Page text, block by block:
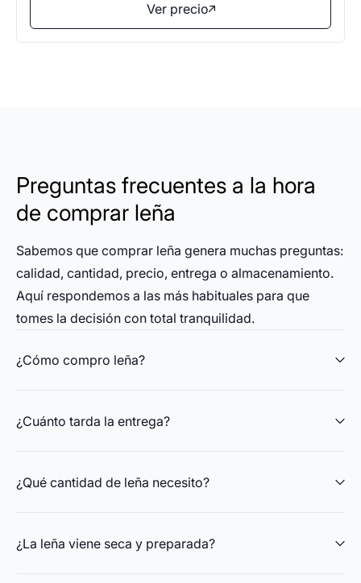
Ver precio
Preguntas frecuentes a la hora
de comprar leña
Sabemos que comprar leña genera muchas preguntas:
calidad, cantidad, precio, entrega o almacenamiento.
Aquí respondemos a las más habituales para que
tomes la decisión con total tranquilidad.
¿Cómo compro leña?
¿Cuánto tarda la entrega?
¿Qué cantidad de leña necesito?
¿La leña viene seca y preparada?